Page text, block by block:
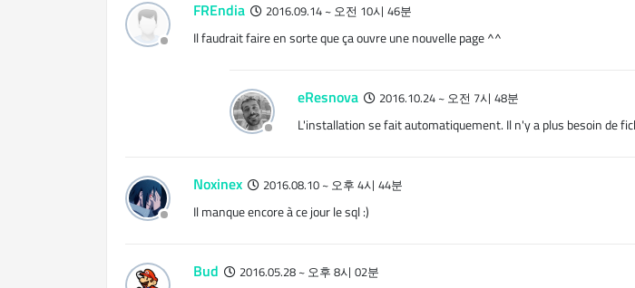
FREndia 2016.09.14 ~ 오전 10시 46분
Il faudrait faire en sorte que ça ouvre une nouvelle page ^^
eResnova 2016.10.24 ~ 오전 7시 48분
L'installation se fait automatiquement. Il n'y a plus besoin de
Noxinex 2016.08.10 ~ 오후 4시 44분
Il manque encore à ce jour le sql :)
Bud 2016.05.28 ~ 오후 8시 02분